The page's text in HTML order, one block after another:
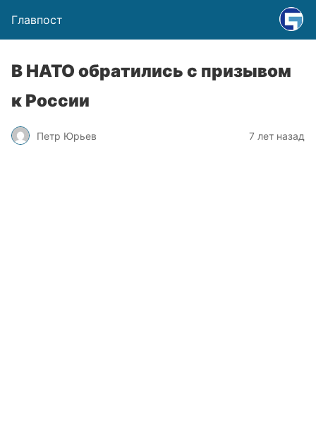
Главпост
В НАТО обратились с призывом
к России
Петр Юрьев 7 лет назад